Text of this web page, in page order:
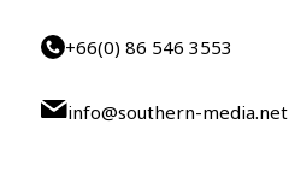
+66(0) 86 546 3553
info@southern-media.net